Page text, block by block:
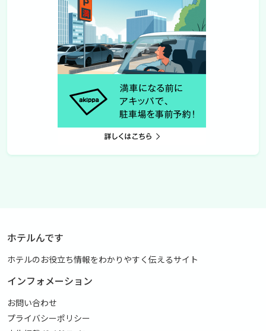
ホテルんです
ホテルのお役立ち情報をわかりやすく伝えるサイト
インフォメーション
お問い合わせ
プライバシーポリシー